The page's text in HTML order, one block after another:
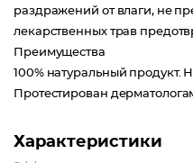
раздражений от влаги, не
лекарственных трав
Преимущества
100% натуральный продукт.
Протестирован
Характеристики